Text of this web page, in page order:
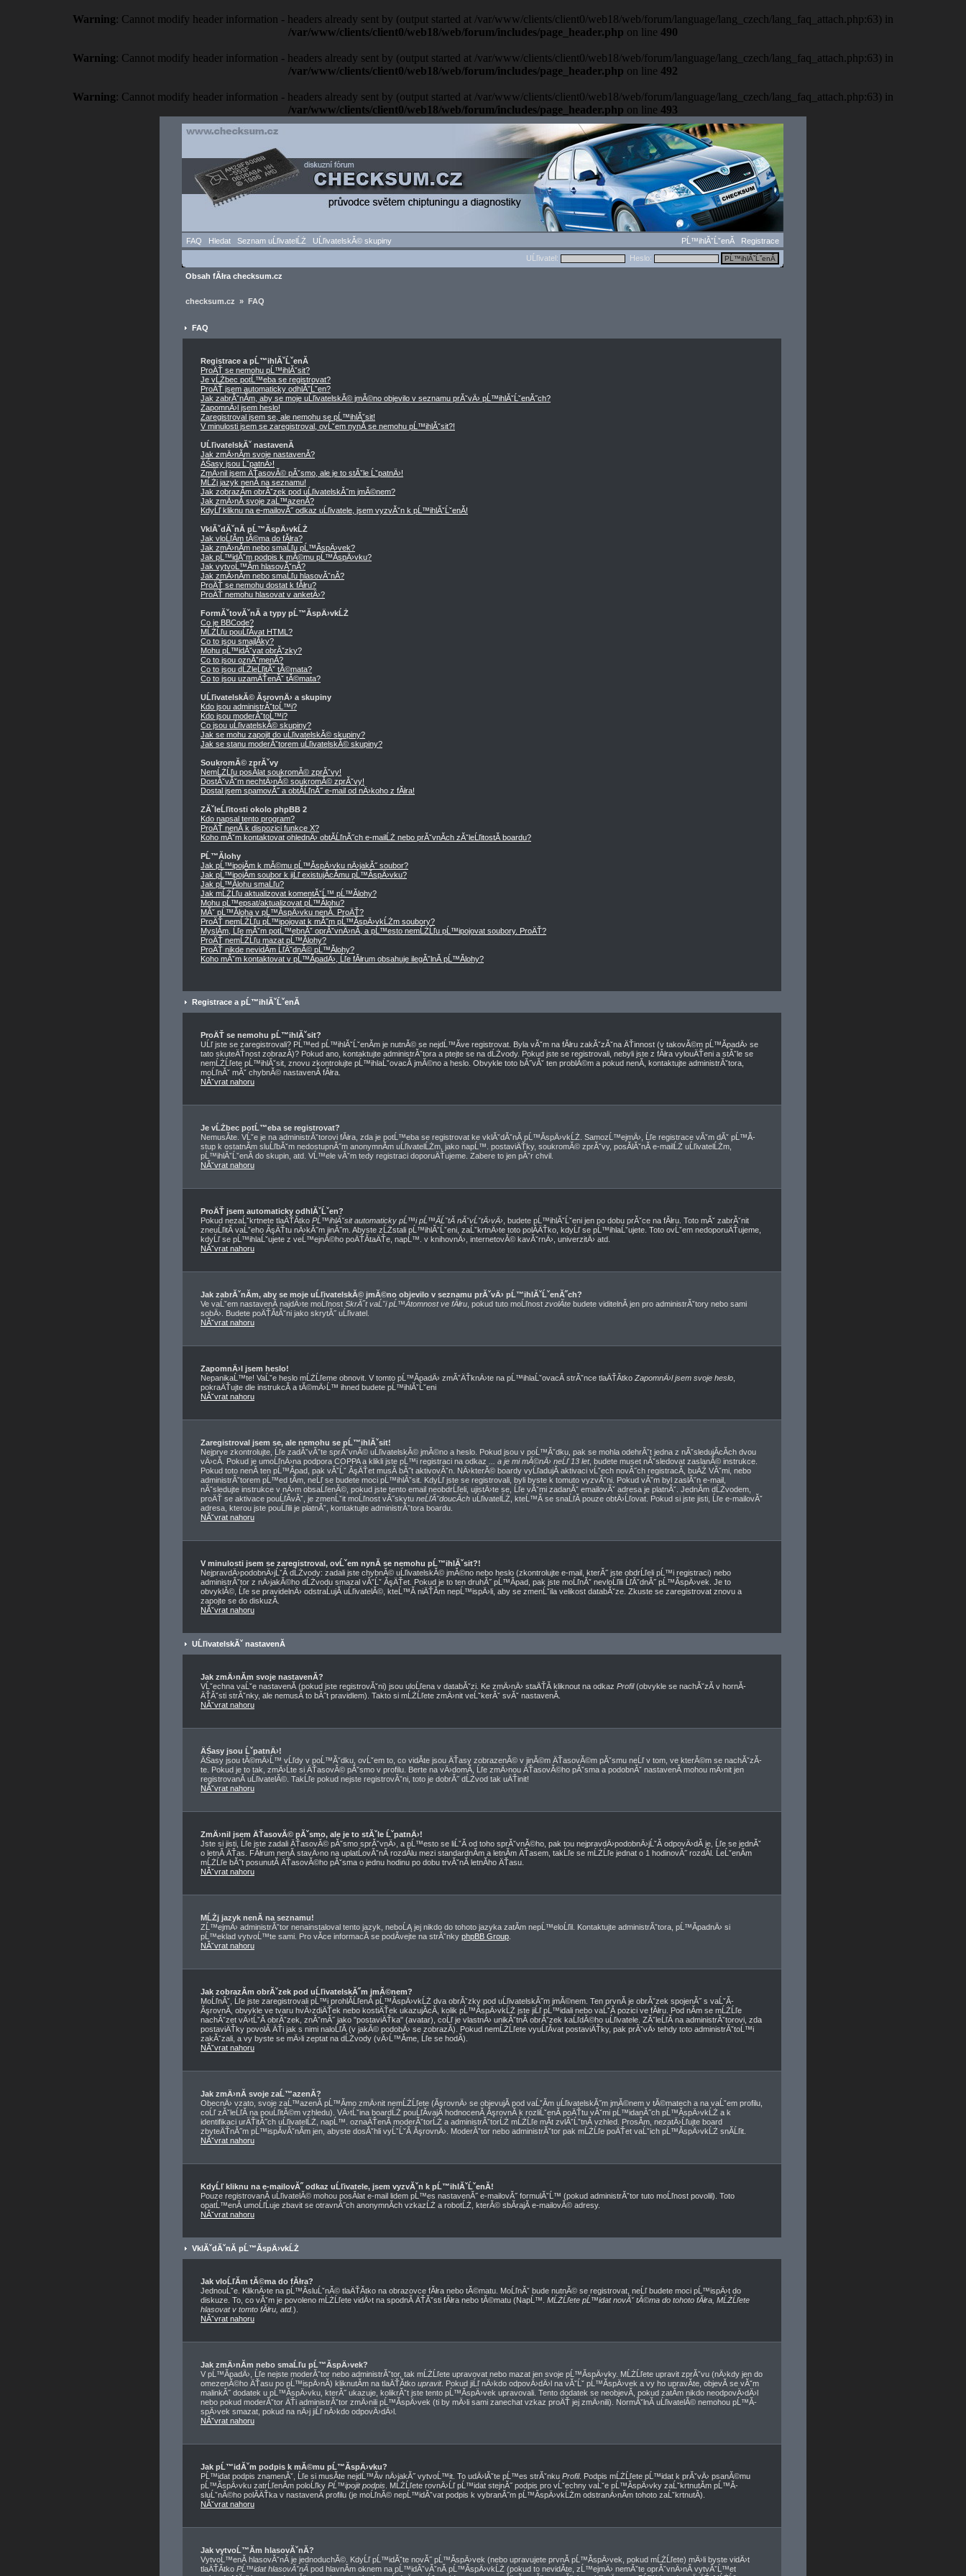
Warning: Cannot modify header information - headers already sent by (output started at /var/www/clients/client0/web18/web/forum/language/lang_czech/lang_faq_attach.php:63) in
/var/www/clients/client0/web18/web/forum/includes/page_header.php on line 490
Warning: Cannot modify header information - headers already sent by (output started at /var/www/clients/client0/web18/web/forum/language/lang_czech/lang_faq_attach.php:63) in
/var/www/clients/client0/web18/web/forum/includes/page_header.php on line 492
Warning: Cannot modify header information - headers already sent by (output started at /var/www/clients/client0/web18/web/forum/language/lang_czech/lang_faq_attach.php:63) in
/var/www/clients/client0/web18/web/forum/includes/page_header.php on line 493
FAQ Hledat Seznam uĹľivatelĹŻ UĹľivatelskĂ© skupiny PĹ™ihlĂˇĹˇenĂ­
Registrace
UĹľivatel:
Heslo:
Obsah fĂłra checksum.cz
checksum.cz » FAQ
FAQ
Registrace a pĹ™ihlĂˇĹˇenĂ­
ProÄŤ se nemohu pĹ™ihlĂˇsit?
Je vĹŻbec potĹ™eba se registrovat?
ProÄŤ jsem automaticky odhlĂˇĹˇen?
Jak zabrĂˇnĂ­m, aby se moje uĹľivatelskĂ© jmĂ©no objevilo v seznamu prĂˇvÄ› pĹ™ihlĂˇĹˇenĂ˝ch?
ZapomnÄ›l jsem heslo!
Zaregistroval jsem se, ale nemohu se pĹ™ihlĂˇsit!
V minulosti jsem se zaregistroval, ovĹˇem nynĂ­ se nemohu pĹ™ihlĂˇsit?!
UĹľivatelskĂˇ nastavenĂ­
Jak zmÄ›nĂ­m svoje nastavenĂ­?
ÄŚasy jsou ĹˇpatnÄ›!
ZmÄ›nil jsem ÄŤasovĂ© pĂˇsmo, ale je to stĂˇle ĹˇpatnÄ›!
MĹŻj jazyk nenĂ­ na seznamu!
Jak zobrazĂ­m obrĂˇzek pod uĹľivatelskĂ˝m jmĂ©nem?
Jak zmÄ›nĂ­ svoje zaĹ™azenĂ­?
KdyĹľ kliknu na e-mailovĂ˝ odkaz uĹľivatele, jsem vyzvĂˇn k pĹ™ihlĂˇĹˇenĂ­!
VklĂˇdĂˇnĂ­ pĹ™Ă­spÄ›vkĹŻ
Jak vloĹľĂ­m tĂ©ma do fĂłra?
Jak zmÄ›nĂ­m nebo smaĹľu pĹ™Ă­spÄ›vek?
Jak pĹ™idĂˇm podpis k mĂ©mu pĹ™Ă­spÄ›vku?
Jak vytvoĹ™Ă­m hlasovĂˇnĂ­?
Jak zmÄ›nĂ­m nebo smaĹľu hlasovĂˇnĂ­?
ProÄŤ se nemohu dostat k fĂłru?
ProÄŤ nemohu hlasovat v anketÄ›?
FormĂˇtovĂˇnĂ­ a typy pĹ™Ă­spÄ›vkĹŻ
Co je BBCode?
MĹŻĹľu pouĹľĂ­vat HTML?
Co to jsou smajlĂ­ky?
Mohu pĹ™idĂˇvat obrĂˇzky?
Co to jsou oznĂˇmenĂ­?
Co to jsou dĹŻleĹľitĂˇ tĂ©mata?
Co to jsou uzamÄŤenĂˇ tĂ©mata?
UĹľivatelskĂ© ĂşrovnÄ› a skupiny
Kdo jsou administrĂˇtoĹ™i?
Kdo jsou moderĂˇtoĹ™i?
Co jsou uĹľivatelskĂ© skupiny?
Jak se mohu zapojit do uĹľivatelskĂ© skupiny?
Jak se stanu moderĂˇtorem uĹľivatelskĂ© skupiny?
SoukromĂ© zprĂˇvy
NemĹŻĹľu posĂ­lat soukromĂ© zprĂˇvy!
DostĂˇvĂˇm nechtÄ›nĂ© soukromĂ© zprĂˇvy!
Dostal jsem spamovĂ˝ a obtĂ­ĹľnĂ˝ e-mail od nÄ›koho z fĂłra!
ZĂˇleĹľitosti okolo phpBB 2
Kdo napsal tento program?
ProÄŤ nenĂ­ k dispozici funkce X?
Koho mĂˇm kontaktovat ohlednÄ› obtĂ­ĹľnĂ˝ch e-mailĹŻ nebo prĂˇvnĂ­ch zĂˇleĹľitostĂ­ boardu?
PĹ™Ă­lohy
Jak pĹ™ipojĂ­m k mĂ©mu pĹ™Ă­spÄ›vku nÄ›jakĂ˝ soubor?
Jak pĹ™ipojĂ­m soubor k jiĹľ existujĂ­cĂ­mu pĹ™Ă­spÄ›vku?
Jak pĹ™Ă­lohu smaĹľu?
Jak mĹŻĹľu aktualizovat komentĂˇĹ™ pĹ™Ă­lohy?
Mohu pĹ™epsat/aktualizovat pĹ™Ă­lohu?
MĂˇ pĹ™Ă­loha v pĹ™Ă­spÄ›vku nenĂ­. ProÄŤ?
ProÄŤ nemĹŻĹľu pĹ™ipojovat k mĂ˝m pĹ™Ă­spÄ›vkĹŻm soubory?
MyslĂ­m, Ĺľe mĂˇm potĹ™ebnĂˇ oprĂˇvnÄ›nĂ­, a pĹ™esto nemĹŻĹľu pĹ™ipojovat soubory. ProÄŤ?
ProÄŤ nemĹŻĹľu mazat pĹ™Ă­lohy?
ProÄŤ nikde nevidĂ­m ĹľĂˇdnĂ© pĹ™Ă­lohy?
Koho mĂˇm kontaktovat v pĹ™Ă­padÄ›, Ĺľe fĂłrum obsahuje ilegĂˇlnĂ­ pĹ™Ă­lohy?
Registrace a pĹ™ihlĂˇĹˇenĂ­
ProÄŤ se nemohu pĹ™ihlĂˇsit?
UĹľ jste se zaregistrovali? PĹ™ed pĹ™ihlĂˇĹˇenĂ­m je nutnĂ© se nejdĹ™Ă­ve registrovat. Byla vĂˇm na fĂłru zakĂˇzĂˇna ÄŤinnost (v takovĂ©m pĹ™Ă­padÄ› se
tato skuteÄŤnost zobrazĂ­)? Pokud ano, kontaktujte administrĂˇtora a ptejte se na dĹŻvody. Pokud jste se registrovali, nebyli jste z fĂłra vylouÄŤeni a stĂˇle se
nemĹŻĹľete pĹ™ihlĂˇsit, znovu zkontrolujte pĹ™ihlaĹˇovacĂ­ jmĂ©no a heslo. Obvykle toto bĂ˝vĂˇ ten problĂ©m a pokud nenĂ­, kontaktujte administrĂˇtora,
moĹľnĂˇ mĂˇ chybnĂ© nastavenĂ­ fĂłra.
NĂˇvrat nahoru
Je vĹŻbec potĹ™eba se registrovat?
NemusĂ­te. VĹˇe je na administrĂˇtorovi fĂłra, zda je potĹ™eba se registrovat ke vklĂˇdĂˇnĂ­ pĹ™Ă­spÄ›vkĹŻ. SamozĹ™ejmÄ›, Ĺľe registrace vĂˇm dĂˇ pĹ™Ă­
stup k ostatnĂ­m sluĹľbĂˇm nedostupnĂ˝m anonymnĂ­m uĹľivatelĹŻm, jako napĹ™. postaviÄŤky, soukromĂ© zprĂˇvy, posĂ­lĂˇnĂ­ e-mailĹŻ uĹľivatelĹŻm,
pĹ™ihlĂˇĹˇenĂ­ do skupin, atd. VĹ™ele vĂˇm tedy registraci doporuÄŤujeme. Zabere to jen pĂˇr chvil.
NĂˇvrat nahoru
ProÄŤ jsem automaticky odhlĂˇĹˇen?
Pokud nezaĹˇkrtnete tlaÄŤĂ­tko PĹ™ihlĂˇsit automaticky pĹ™i pĹ™Ă­ĹˇtĂ­ nĂˇvĹˇtÄ›vÄ› , budete pĹ™ihlĂˇĹˇeni jen po dobu prĂˇce na fĂłru. Toto mĂˇ zabrĂˇnit
zneuĹľitĂ­ vaĹˇeho ĂşÄŤtu nÄ›kĂ˝m jinĂ˝m. Abyste zĹŻstali pĹ™ihlĂˇĹˇeni, zaĹˇkrtnÄ›te toto polĂ­ÄŤko, kdyĹľ se pĹ™ihlaĹˇujete. Toto ovĹˇem nedoporuÄŤujeme,
kdyĹľ se pĹ™ihlaĹˇujete z veĹ™ejnĂ©ho poÄŤĂ­taÄŤe, napĹ™. v knihovnÄ›, internetovĂ© kavĂˇrnÄ›, univerzitÄ› atd.
NĂˇvrat nahoru
Jak zabrĂˇnĂ­m, aby se moje uĹľivatelskĂ© jmĂ©no objevilo v seznamu prĂˇvÄ› pĹ™ihlĂˇĹˇenĂ˝ch?
Ve vaĹˇem nastavenĂ­ najdÄ›te moĹľnost SkrĂ˝t vaĹˇi pĹ™Ă­tomnost ve fĂłru , pokud tuto moĹľnost zvolĂ­te budete viditelnĂ­ jen pro administrĂˇtory nebo sami
sobÄ›. Budete poÄŤĂ­tĂˇni jako skrytĂ˝ uĹľivatel.
NĂˇvrat nahoru
ZapomnÄ›l jsem heslo!
NepanikaĹ™te! VaĹˇe heslo mĹŻĹľeme obnovit. V tomto pĹ™Ă­padÄ› zmĂˇÄŤknÄ›te na pĹ™ihlaĹˇovacĂ­ strĂˇnce tlaÄŤĂ­tko ZapomnÄ›l jsem svoje heslo
pokraÄŤujte dle instrukcĂ­ a tĂ©mÄ›Ĺ™ ihned budete pĹ™ihlĂˇĹˇeni
NĂˇvrat nahoru
Zaregistroval jsem se, ale nemohu se pĹ™ihlĂˇsit!
Nejprve zkontrolujte, Ĺľe zadĂˇvĂˇte sprĂˇvnĂ© uĹľivatelskĂ© jmĂ©no a heslo. Pokud jsou v poĹ™Ăˇdku, pak se mohla odehrĂˇt jedna z nĂˇsledujĂ­cĂ­ch dvou
vÄ›cĂ­. Pokud je umoĹľnÄ›na podpora COPPA a klikli jste pĹ™i registraci na odkaz
... a je mi mĂ©nÄ› neĹľ 13 let, budete muset nĂˇsledovat zaslanĂ© instrukce.
Pokud toto nenĂ­ ten pĹ™Ă­pad, pak vĂˇĹˇ ĂşÄŤet musĂ­ bĂ˝t aktivovĂˇn. NÄ›kterĂ© boardy vyĹľadujĂ­ aktivaci vĹˇech novĂ˝ch registracĂ­, buÄŹ VĂˇmi, nebo
administrĂˇtorem pĹ™ed tĂ­m, neĹľ se budete moci pĹ™ihlĂˇsit. KdyĹľ jste se registrovali, byli byste k tomuto vyzvĂˇni. Pokud vĂˇm byl zaslĂˇn e-mail,
nĂˇsledujte instrukce v nÄ›m obsaĹľenĂ©, pokud jste tento email neobdrĹľeli, ujistÄ›te se, Ĺľe vĂˇmi zadanĂˇ emailovĂˇ adresa je platnĂˇ. JednĂ­m dĹŻvodem,
proÄŤ se aktivace pouĹľĂ­vĂˇ, je zmenĹˇit moĹľnost vĂ˝skytu neĹľĂˇdoucĂ­ch uĹľivatelĹŻ, kteĹ™Ă­ se snaĹľĂ­ pouze obtÄ›Ĺľovat. Pokud si jste jisti, Ĺľe e-mailovĂˇ
adresa, kterou jste pouĹľili je platnĂˇ, kontaktujte administrĂˇtora boardu.
NĂˇvrat nahoru
V minulosti jsem se zaregistroval, ovĹˇem nynĂ­ se nemohu pĹ™ihlĂˇsit?!
NejpravdÄ›podobnÄ›jĹˇĂ­ dĹŻvody: zadali jste chybnĂ© uĹľivatelskĂ© jmĂ©no nebo heslo (zkontrolujte e-mail, kterĂ˝ jste obdrĹľeli pĹ™i registraci) nebo
administrĂˇtor z nÄ›jakĂ©ho dĹŻvodu smazal vĂˇĹˇ ĂşÄŤet. Pokud je to ten druhĂ˝ pĹ™Ă­pad, pak jste moĹľnĂˇ nevloĹľili ĹľĂˇdnĂ˝ pĹ™Ă­spÄ›vek. Je to
obvyklĂ©, Ĺľe se pravidelnÄ› odstraĹujĂ­ uĹľivatelĂ©, kteĹ™Ă­ niÄŤĂ­m nepĹ™ispÄ›li, aby se zmenĹˇila velikost databĂˇze. Zkuste se zaregistrovat znovu a
zapojte se do diskuzĂ­.
NĂˇvrat nahoru
UĹľivatelskĂˇ nastavenĂ­
Jak zmÄ›nĂ­m svoje nastavenĂ­?
VĹˇechna vaĹˇe nastavenĂ­ (pokud jste registrovĂˇni) jsou uloĹľena v databĂˇzi. Ke zmÄ›nÄ› staÄŤĂ­ kliknout na odkaz Profil(obvykle se nachĂˇzĂ­ v hornĂ­
ÄŤĂˇsti strĂˇnky, ale nemusĂ­ to bĂ˝t pravidlem). Takto si mĹŻĹľete zmÄ›nit veĹˇkerĂˇ svĂˇ nastavenĂ­.
NĂˇvrat nahoru
ÄŚasy jsou ĹˇpatnÄ›!
ÄŚasy jsou tĂ©mÄ›Ĺ™ vĹľdy v poĹ™Ăˇdku, ovĹˇem to, co vidĂ­te jsou ÄŤasy zobrazenĂ© v jinĂ©m ÄŤasovĂ©m pĂˇsmu neĹľ v tom, ve kterĂ©m se nachĂˇzĂ­
te. Pokud je to tak, zmÄ›Ĺte si ÄŤasovĂ© pĂˇsmo v profilu. Berte na vÄ›domĂ­, Ĺľe zmÄ›nou ÄŤasovĂ©ho pĂˇsma a podobnĂˇ nastavenĂ­ mohou mÄ›nit jen
registrovanĂ­ uĹľivatelĂ©. TakĹľe pokud nejste registrovĂˇni, toto je dobrĂ˝ dĹŻvod tak uÄŤinit!
NĂˇvrat nahoru
ZmÄ›nil jsem ÄŤasovĂ© pĂˇsmo, ale je to stĂˇle ĹˇpatnÄ›!
Jste si jisti, Ĺľe jste zadali ÄŤasovĂ© pĂˇsmo sprĂˇvnÄ›, a pĹ™esto se liĹˇĂ­ od toho sprĂˇvnĂ©ho, pak tou nejpravdÄ›podobnÄ›jĹˇĂ­ odpovÄ›dĂ­ je, Ĺľe se jednĂˇ
o letnĂ­ ÄŤas. FĂłrum nenĂ­ stavÄ›no na uplatĹovĂˇnĂ­ rozdĂ­lu mezi standardnĂ­m a letnĂ­m ÄŤasem, takĹľe se mĹŻĹľe jednat o 1 hodinovĂ˝ rozdĂ­l. ĹeĹˇenĂ­m
mĹŻĹľe bĂ˝t posunutĂ­ ÄŤasovĂ©ho pĂˇsma o jednu hodinu po dobu trvĂˇnĂ­ letnĂ­ho ÄŤasu.
NĂˇvrat nahoru
MĹŻj jazyk nenĂ­ na seznamu!
ZĹ™ejmÄ› administrĂˇtor nenainstaloval tento jazyk, neboĹĄ jej nikdo do tohoto jazyka zatĂ­m nepĹ™eloĹľil. Kontaktujte administrĂˇtora, pĹ™Ă­padnÄ› si
pĹ™eklad vytvoĹ™te sami. Pro vĂ­ce informacĂ­ se podĂ­vejte na strĂˇnky phpBB Group
NĂˇvrat nahoru
Jak zobrazĂ­m obrĂˇzek pod uĹľivatelskĂ˝m jmĂ©nem?
MoĹľnĂˇ, Ĺľe jste zaregistrovali pĹ™i prohlĂ­ĹľenĂ­ pĹ™Ă­spÄ›vkĹŻ dva obrĂˇzky pod uĹľivatelskĂ˝m jmĂ©nem. Ten prvnĂ­ je obrĂˇzek spojenĂ˝ s vaĹˇĂ­
ĂşrovnĂ­, obvykle ve tvaru hvÄ›zdiÄŤek nebo kostiÄŤek ukazujĂ­cĂ­, kolik pĹ™Ă­spÄ›vkĹŻ jste jiĹľ pĹ™idali nebo vaĹˇĂ­ pozici ve fĂłru. Pod nĂ­m se mĹŻĹľe
nachĂˇzet vÄ›tĹˇĂ­ obrĂˇzek, znĂˇmĂ˝ jako "postaviÄŤka" (avatar), coĹľ je vlastnÄ› unikĂˇtnĂ­ obrĂˇzek kaĹľdĂ©ho uĹľivatele. ZĂˇleĹľĂ­ na administrĂˇtorovi, zda
postaviÄŤky povolĂ­ ÄŤi jak s nimi naloĹľĂ­ (v jakĂ© podobÄ› se zobrazĂ­). Pokud nemĹŻĹľete vyuĹľĂ­vat postaviÄŤky, pak prĂˇvÄ› tehdy toto administrĂˇtoĹ™i
zakĂˇzali, a vy byste se mÄ›li zeptat na dĹŻvody (vÄ›Ĺ™Ă­me, Ĺľe se hodĂ­).
NĂˇvrat nahoru
Jak zmÄ›nĂ­ svoje zaĹ™azenĂ­?
ObecnÄ› vzato, svoje zaĹ™azenĂ­ pĹ™Ă­mo zmÄ›nit nemĹŻĹľete (ĂşrovnÄ› se objevujĂ­ pod vaĹˇĂ­m uĹľivatelskĂ˝m jmĂ©nem v tĂ©matech a na vaĹˇem profilu,
coĹľ zĂˇleĹľĂ­ na pouĹľitĂ©m vzhledu). VÄ›tĹˇina boardĹŻ pouĹľĂ­vajĂ­ hodnocenĂ­ ĂşrovnĂ­ k rozliĹˇenĂ­ poÄŤtu vĂˇmi pĹ™idanĂ˝ch pĹ™Ă­spÄ›vkĹŻ a k
identifikaci urÄŤitĂ˝ch uĹľivatelĹŻ, napĹ™. oznaÄŤenĂ­ moderĂˇtorĹŻ a administrĂˇtorĹŻ mĹŻĹľe mĂ­t zvlĂˇĹˇtnĂ­ vzhled. ProsĂ­m, nezatÄ›Ĺľujte board
zbyteÄŤnĂ˝m pĹ™ispĂ­vĂˇnĂ­m jen, abyste dosĂˇhli vyĹˇĹˇĂ­ ĂşrovnÄ›. ModerĂˇtor nebo administrĂˇtor pak mĹŻĹľe poÄŤet vaĹˇich pĹ™Ă­spÄ›vkĹŻ snĂ­Ĺľit.
NĂˇvrat nahoru
KdyĹľ kliknu na e-mailovĂ˝ odkaz uĹľivatele, jsem vyzvĂˇn k pĹ™ihlĂˇĹˇenĂ­!
Pouze registrovanĂ­ uĹľivatelĂ© mohou posĂ­lat e-mail lidem pĹ™es nastavenĂ˝ e-mailovĂ˝ formulĂˇĹ™ (pokud administrĂˇtor tuto moĹľnost povolil). Toto
opatĹ™enĂ­ umoĹľĹuje zbavit se otravnĂ˝ch anonymnĂ­ch vzkazĹŻ a robotĹŻ, kterĂ© sbĂ­rajĂ­ e-mailovĂ© adresy.
NĂˇvrat nahoru
VklĂˇdĂˇnĂ­ pĹ™Ă­spÄ›vkĹŻ
Jak vloĹľĂ­m tĂ©ma do fĂłra?
JednouĹˇe. KliknÄ›te na pĹ™Ă­sluĹˇnĂ© tlaÄŤĂ­tko na obrazovce fĂłra nebo tĂ©matu. MoĹľnĂˇ bude nutnĂ© se registrovat, neĹľ budete moci pĹ™ispÄ›t do
diskuze. To, co vĂˇm je povoleno mĹŻĹľete vidÄ›t na spodnĂ­ ÄŤĂˇsti fĂłra nebo tĂ©matu (NapĹ™. MĹŻĹľete pĹ™idat novĂˇ tĂ©ma do tohoto fĂłra, MĹŻĹľete
hlasovat v tomto fĂłru, atd.).
NĂˇvrat nahoru
Jak zmÄ›nĂ­m nebo smaĹľu pĹ™Ă­spÄ›vek?
V pĹ™Ă­padÄ›, Ĺľe nejste moderĂˇtor nebo administrĂˇtor, tak mĹŻĹľete upravovat nebo mazat jen svoje pĹ™Ă­spÄ›vky. MĹŻĹľete upravit zprĂˇvu (nÄ›kdy jen do
omezenĂ©ho ÄŤasu po pĹ™ispÄ›nĂ­) kliknutĂ­m na tlaÄŤĂ­tko upravit. Pokud jiĹľ nÄ›kdo odpovÄ›dÄ›l na vĂˇĹˇ pĹ™Ă­spÄ›vek a vy ho upravĂ­te, objevĂ­ se vĂˇm
malinkĂ˝ dodatek u pĹ™Ă­spÄ›vku, kterĂ˝ ukazuje, kolikrĂˇt jste tento pĹ™Ă­spÄ›vek upravovali. Tento dodatek se neobjevĂ­, pokud zatĂ­m nikdo neodpovÄ›dÄ›l
nebo pokud moderĂˇtor ÄŤi administrĂˇtor zmÄ›nili pĹ™Ă­spÄ›vek (ti by mÄ›li sami zanechat vzkaz proÄŤ jej zmÄ›nili). NormĂˇlnĂ­ uĹľivatelĂ© nemohou pĹ™Ă­
spÄ›vek smazat, pokud na nÄ›j jiĹľ nÄ›kdo odpovÄ›dÄ›l.
NĂˇvrat nahoru
Jak pĹ™idĂˇm podpis k mĂ©mu pĹ™Ă­spÄ›vku?
PĹ™idat podpis znamenĂˇ, Ĺľe si musĂ­te nejdĹ™Ă­v nÄ›jakĂ˝ vytvoĹ™it. To udÄ›lĂˇte pĹ™es strĂˇnku Profil. Podpis mĹŻĹľete pĹ™idat k prĂˇvÄ› psanĂ©mu
pĹ™Ă­spÄ›vku zatrĹľenĂ­m poloĹľky PĹ™ipojit podpis . MĹŻĹľete rovnÄ›Ĺľ pĹ™idat stejnĂ˝ podpis pro vĹˇechny vaĹˇe pĹ™Ă­spÄ›vky zaĹˇkrtnutĂ­m pĹ™Ă­
sluĹˇnĂ©ho polĂ­ÄŤka v nastavenĂ­ profilu (je moĹľnĂ© nepĹ™idĂˇvat podpis k vybranĂ˝m pĹ™Ă­spÄ›vkĹŻm odstranÄ›nĂ­m tohoto zaĹˇkrtnutĂ­).
NĂˇvrat nahoru
Jak vytvoĹ™Ă­m hlasovĂˇnĂ­?
VytvoĹ™enĂ­ hlasovĂˇnĂ­ je jednoduchĂ©. KdyĹľ pĹ™idĂˇte novĂ˝ pĹ™Ă­spÄ›vek (nebo upravujete prvnĂ­ pĹ™Ă­spÄ›vek, pokud mĹŻĹľete) mÄ›li byste vidÄ›t
tlaÄŤĂ­tko PĹ™idat hlasovĂˇnĂ­ pod hlavnĂ­m oknem na pĹ™idĂˇvĂˇnĂ­ pĹ™Ă­spÄ›vkĹŻ (pokud to nevidĂ­te, zĹ™ejmÄ› nemĂˇte oprĂˇvnÄ›nĂ­ vytvĂˇĹ™et